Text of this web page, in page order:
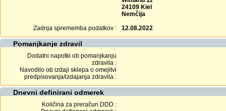
24109 Kiel
Nemčija
Zadnja sprememba podatkov :
12.08.2022
Pomanjkanje zdravil
Dodatni napotki ob pomanjkanju
zdravila :
Navodilo ob izdaji sklepa o omejitvi
predpisovanja/izdajanja zdravila :
Dnevni definirani odmerek
Količina za preračun DDD :